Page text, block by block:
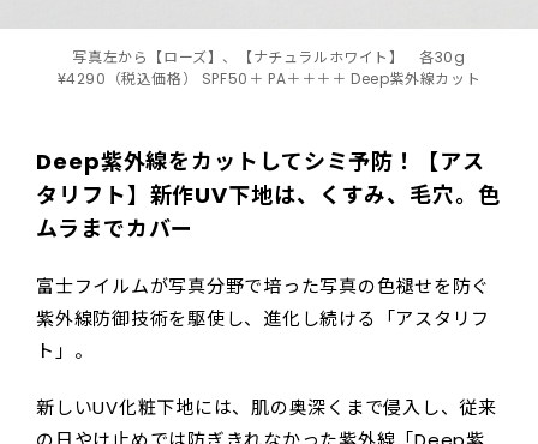
写真左から【ローズ】、【ナチュラルホワイト】 各30g
¥4290（税込価格） SPF50＋ PA＋＋＋＋ Deep紫外線カット
Deep紫外線をカットしてシミ予防！【アス
タリフト】新作UV下地は、くすみ、毛穴。色
ムラまでカバー
富士フイルムが写真分野で培った写真の色褪せを防ぐ
紫外線防御技術を駆使し、進化し続ける「アスタリフ
ト」。
新しいUV化粧下地には、肌の奥深くまで侵入し、従来